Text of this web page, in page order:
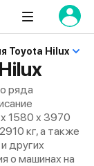
Toyota Hilux
ряда
1580 x 3970
кг, а также
других
о машинах на